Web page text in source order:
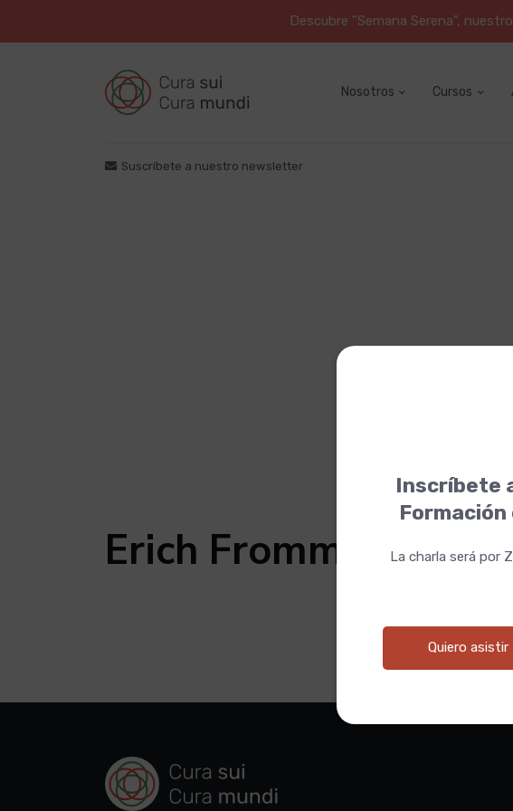
Descubre "Semana Serena",
Nosotros Cursos
Suscríbete a nuestro newsletter
Erich Fromm
Inscríbete
La charla será por
Quiero asistir